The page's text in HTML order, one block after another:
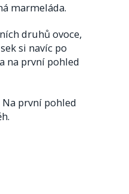
marmeláda.
druhů ovoce,
si navíc po
na první pohled
první pohled